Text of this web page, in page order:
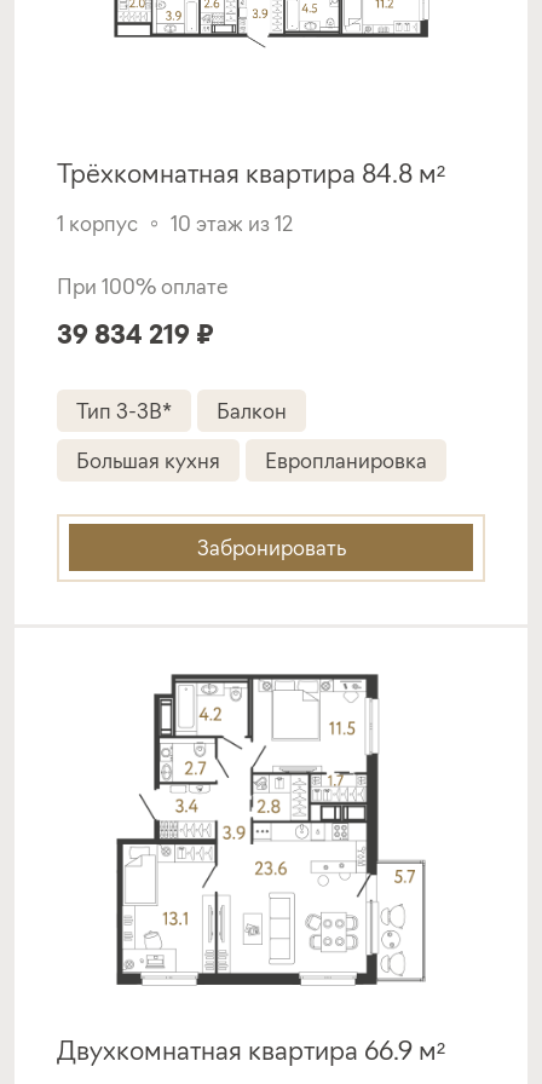
платёж
от 20,40%
срок
до 30 лет
платёж
465 493 руб.
Подать заявку
Семейная ипотека с субсидией от
Застройщика
ставка
от 4,30%
1-й взнос
от 20%
до 30 лет
платёж
—
Подать заявку
Трёхкомнатная квартира 84.8 м²
1 корпус 10 этаж из 12
При 100% оплате
39 834 219 ₽
Тип 3-3B*
Балкон
Большая кухня
Европланировка
Забронировать
Двухкомнатная квартира 66.9 м²